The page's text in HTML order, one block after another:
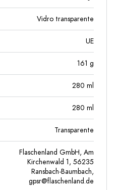
Vidro transparente
UE
161 g
280 ml
280 ml
Transparente
Flaschenland GmbH, Am
Kirchenwald 1, 56235
Ransbach-Baumbach,
gpsr@flaschenland.de